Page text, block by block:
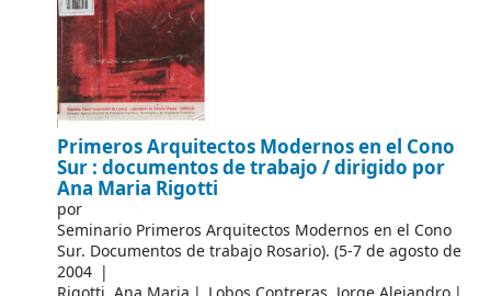
Primeros Arquitectos Modernos en el Cono
Sur : documentos de trabajo /dirigido por
Ana Maria Rigotti
por
Seminario Primeros Arquitectos Modernos en el Cono
Sur. Documentos de trabajoRosario). (5-7 de agosto de
2004